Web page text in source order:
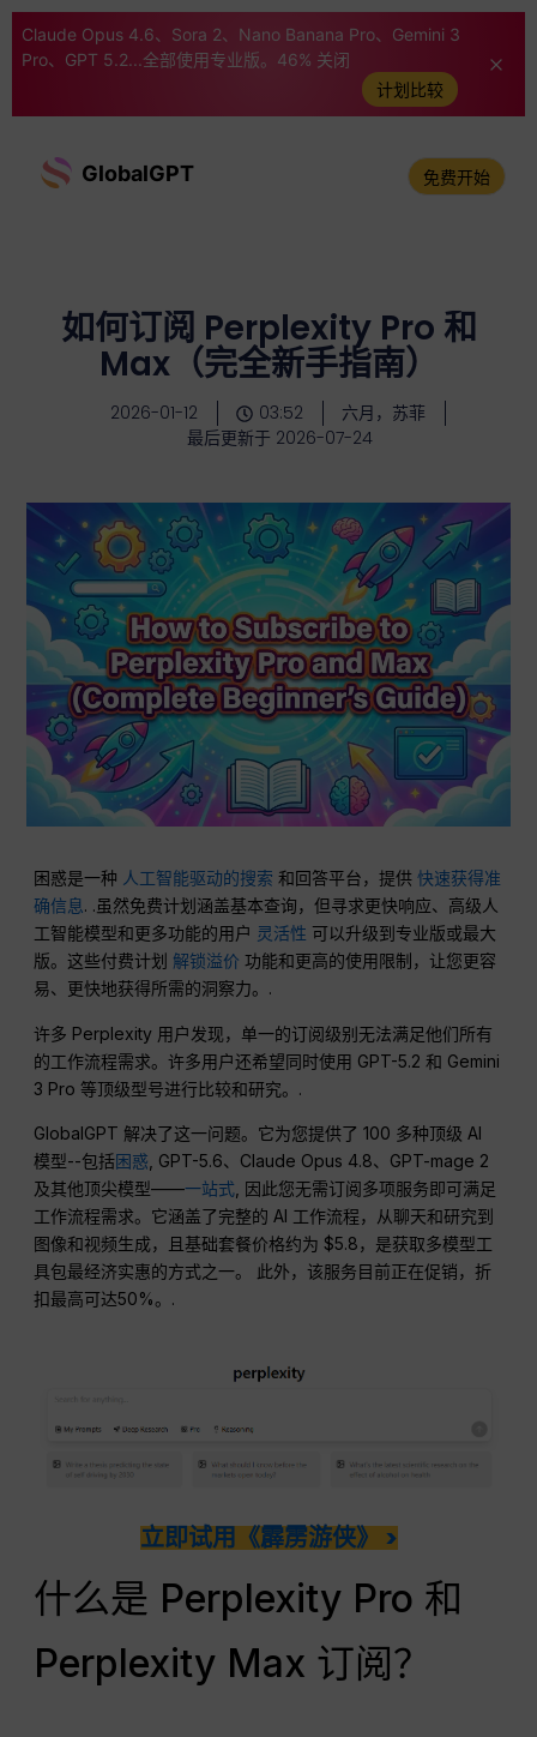
Claude Opus 4.6、Sora 2、Nano Banana Pro、Gemini 3
Pro、GPT 5.2...全部使用专业版。46% 关闭
计划比较
GlobalGPT 免费开始
如何订阅 Perplexity Pro 和
Max（完全新手指南）
2026-01-12 03:52
六月，苏菲
最后更新于 2026-07-24
困惑是一种 人工智能驱动的搜索 和回答平台，提供 快速获得准
确信息. .虽然免费计划涵盖基本查询，但寻求更快响应、高级人
工智能模型和更多功能的用户 灵活性 可以升级到专业版或最大
版。这些付费计划 解锁溢价 功能和更高的使用限制，让您更容
易、更快地获得所需的洞察力。.
许多 Perplexity 用户发现，单一的订阅级别无法满足他们所有
的工作流程需求。许多用户还希望同时使用 GPT-5.2 和 Gemini
3 Pro 等顶级型号进行比较和研究。.
GlobalGPT 解决了这一问题。它为您提供了 100 多种顶级 AI
模型--包括困惑 , GPT-5.6、Claude Opus 4.8、GPT-mage 2
及其他顶尖模型——一站式 , 因此您无需订阅多项服务即可满足
工作流程需求。它涵盖了完整的 AI 工作流程，从聊天和研究到
图像和视频生成，且基础套餐价格约为 $5.8，是获取多模型工
具包最经济实惠的方式之一。 此外，该服务目前正在促销，折
扣最高可达50%。.
立即试用《霹雳游侠》 >
什么是 Perplexity Pro 和
Perplexity Max 订阅？